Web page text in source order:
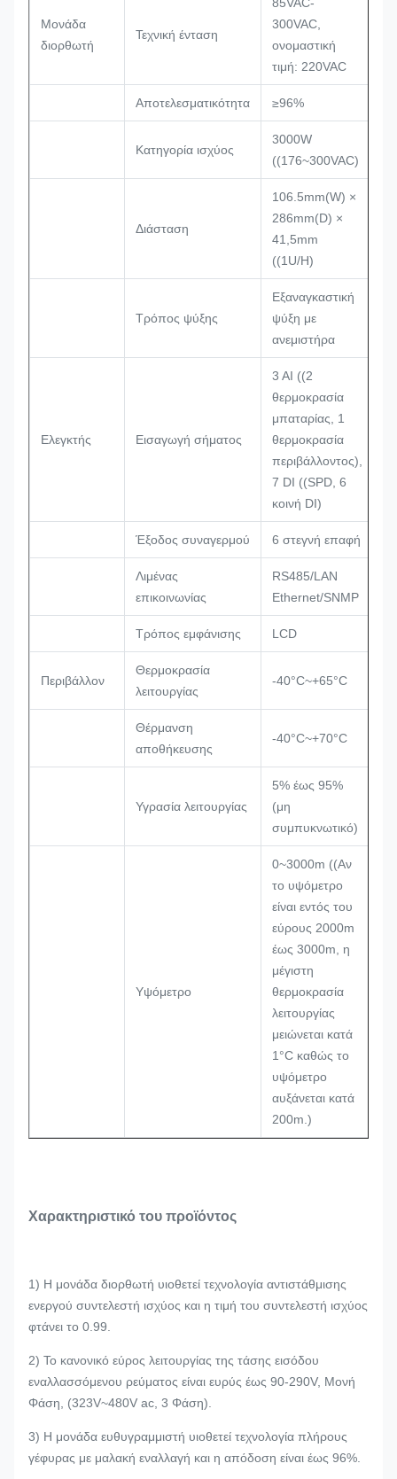
Μονάδα
διορθωτή
Τεχνική ένταση
300VAC,
ονομαστική
τιμή: 220VAC
Αποτελεσματικότητα ≥96%
Κατηγορία ισχύος
3000W
((176~300VAC)
Διάσταση
106.5mm(W) ×
286mm(D) ×
41,5mm
((1U/H)
Τρόπος ψύξης
Εξαναγκαστική
ψύξη με
ανεμιστήρα
Ελεγκτής Εισαγωγή σήματος
3 AI ((2
θερμοκρασία
μπαταρίας, 1
θερμοκρασία
περιβάλλοντος),
7 DI ((SPD, 6
κοινή DI)
Έξοδος συναγερμού 6 στεγνή επαφή
Λιμένας
επικοινωνίας
RS485/LAN
Ethernet/SNMP
Τρόπος εμφάνισης LCD
Περιβάλλον
Θερμοκρασία
λειτουργίας
-40°C~+65°C
Θέρμανση
αποθήκευσης
-40°C~+70°C
Υγρασία λειτουργίας
5% έως 95%
(μη
συμπυκνωτικό)
Υψόμετρο
0~3000m ((Αν
το υψόμετρο
είναι εντός του
εύρους 2000m
έως 3000m, η
μέγιστη
θερμοκρασία
λειτουργίας
μειώνεται κατά
1°C καθώς το
υψόμετρο
αυξάνεται κατά
200m.)
Χαρακτηριστικό του προϊόντος
1) Η μονάδα διορθωτή υιοθετεί τεχνολογία αντιστάθμισης
ενεργού συντελεστή ισχύος και η τιμή του συντελεστή ισχύος
φτάνει το 0.99.
2) Το κανονικό εύρος λειτουργίας της τάσης εισόδου
εναλλασσόμενου ρεύματος είναι ευρύς έως 90-290V, Μονή
Φάση, (323V~480V ac, 3 Φάση).
3) Η μονάδα ευθυγραμμιστή υιοθετεί τεχνολογία πλήρους
γέφυρας με μαλακή εναλλαγή και η απόδοση είναι έως 96%.